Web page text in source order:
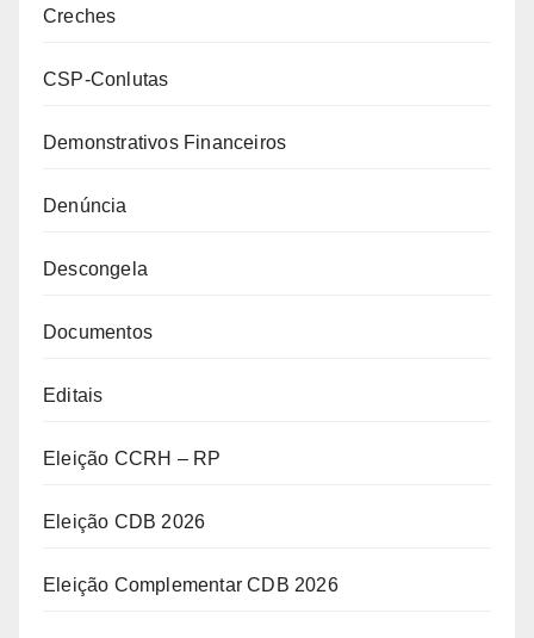
Creches
CSP-Conlutas
Demonstrativos Financeiros
Denúncia
Descongela
Documentos
Editais
Eleição CCRH – RP
Eleição CDB 2026
Eleição Complementar CDB 2026